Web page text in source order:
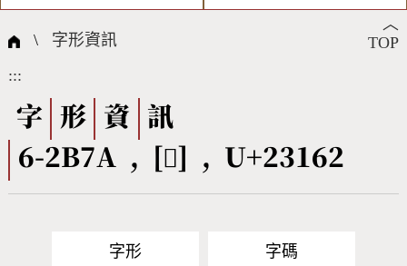
國際字碼相關組織
筆畫查詢
筆順序查詢
CNS查詢 Unicode查詢
全字庫授權 轉碼Web Service
個人電腦造字處理工具
字形下載
問題集
熱門查詢統計
︿
TOP
\ 字形資訊
:::
字 形 資
訊
6-2B7A , [𣅢] , U+23162
字形 字碼